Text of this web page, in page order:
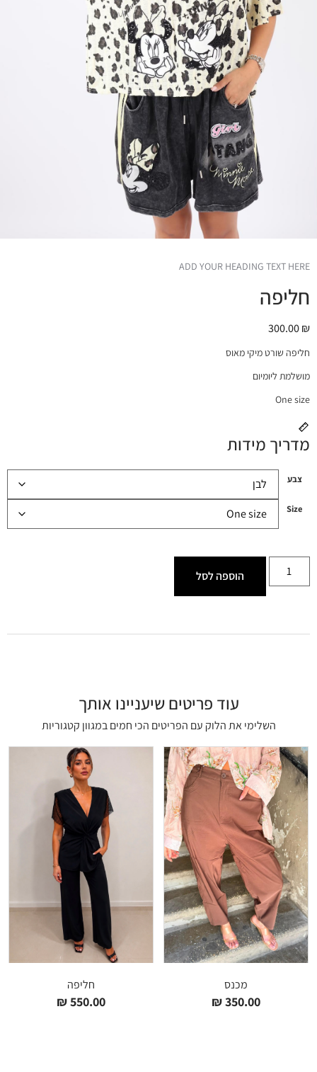
ADD YOUR HEADING TEXT HERE
חליפה
300.00₪
חליפה שורט מיקי מאוס
מושלמת ליומיום
One size
מדריך מידות
צבע
Size
הוספה לסל
עוד פריטים שיעניינו אותך
השלימי את הלוק עם הפריטים הכי חמים במגוון קטגוריות
מכנס
350.00
₪
חליפה
550.00
₪